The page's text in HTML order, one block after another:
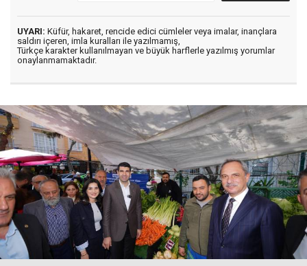
UYARI: Küfür, hakaret, rencide edici cümleler veya imalar, inançlara
saldırı içeren, imla kuralları ile yazılmamış,
Türkçe karakter kullanılmayan ve büyük harflerle yazılmış yorumlar
onaylanmamaktadır.